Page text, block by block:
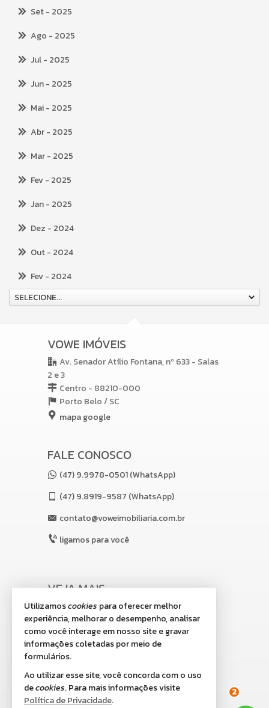
Set- 2025
Ago - 2025
Jul- 2025
Jun- 2025
Mai- 2025
Abr- 2025
Mar- 2025
Fev- 2025
Jan- 2025
Dez - 2024
Out- 2024
Fev- 2024
SELECIONE...
VOWE IMÓVEIS
Av. Senador Atílio Fontana, nº 633 - Salas
2 e 3
Centro - 88210-000
Porto Belo /SC
mapa google
FALE CONOSCO
(47) 9.9978-0501 (WhatsApp)
(47)9.8919-9587 (WhatsApp)
contato@voweimobiliaria.com.br
ligamos para você
VEJA MAIS
receba nosso newsletter
indicadores financeiros
cadastre seu imóvel
imóveis favoritos
mapa de imóveis
Utilizamoscookies para oferecer melhor
experiência, melhorar o desempenho, analisar
como você interage em nosso site e gravar
informações coletadas por meio de
formulários.
Ao utilizar esse site, você concorda com o uso
decookies. Para mais informações visite
Política de Privacidade.